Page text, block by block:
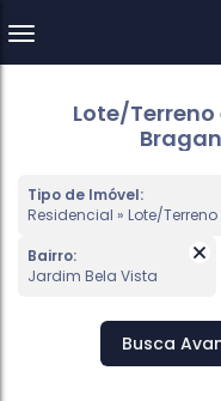
Lote/
Tipo de Imóvel:
Residencial » Lote/Terreno
Bairro:
Jardim Bela Vista
Busca